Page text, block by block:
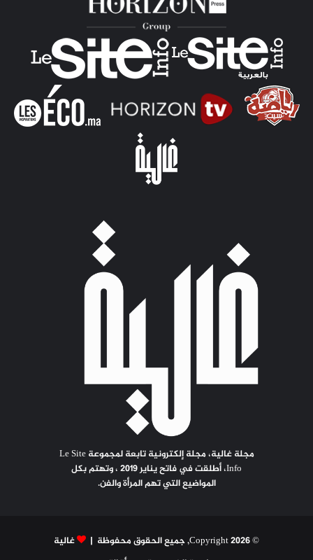
مجلة غالية، مجلة إلكترونية تابعة لمجموعة Le Site
Info، أطلقت في فاتح يناير 2019 ، وتهتم بكل
المواضيع التي تهم المرأة والفن.
© Copyright 2026, جميع الحقوق محفوظة |
غالية